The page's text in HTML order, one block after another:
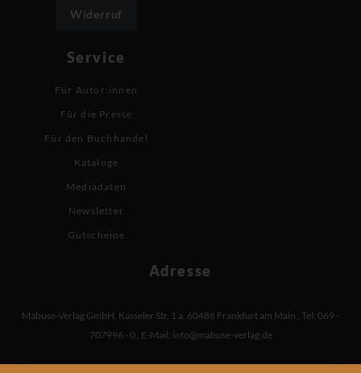
Widerruf
Service
Für Autor:innen
Für die Presse
Für den Buchhandel
Kataloge
Mediadaten
Newsletter
Gutscheine
Adresse
Mabuse-Verlag GmbH, Kasseler Str. 1 a, 60486 Frankfurt am Main , Tel: 069 -
707996 - 0 , E-Mail: info@mabuse-verlag.de